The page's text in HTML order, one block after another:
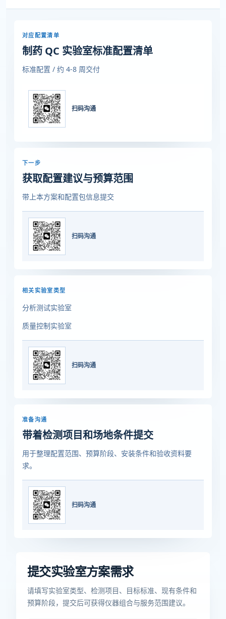
对应配置清单
制药 QC 实验室标准配置清单
标准配置 / 约 4-8 周交付
扫码沟通
下一步
获取配置建议与预算范围
带上本方案和配置包信息提交
扫码沟通
相关实验室类型
分析测试实验室
质量控制实验室
扫码沟通
准备沟通
带着检测项目和场地条件提交
用于整理配置范围、预算阶段、安装条件和验收资料要
求。
扫码沟通
提交实验室方案需求
请填写实验室类型、检测项目、目标标准、现有条件和
预算阶段，提交后可获得仪器组合与服务范围建议。